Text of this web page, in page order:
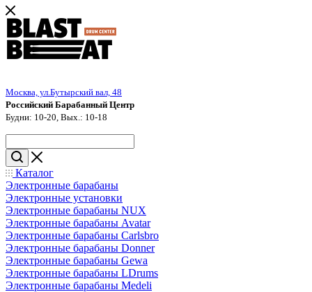
Москва, ул.Бутырский вал, 48
Российский Барабанный Центр
Будни: 10-20, Вых.: 10-18
Каталог
Электронные барабаны
Электронные установки
Электронные барабаны NUX
Электронные барабаны Avatar
Электронные барабаны Carlsbro
Электронные барабаны Donner
Электронные барабаны Gewa
Электронные барабаны LDrums
Электронные барабаны Medeli